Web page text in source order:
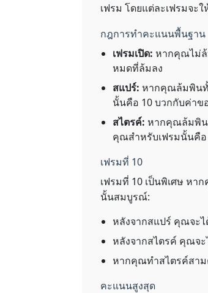
เฟรม โดยแต่ละเฟรมจะ
กฎการทำคะแนนพื้นฐาน
เฟรมเปิด: หากคุณไม่
หมดที่ล้มลง
สแปร์: หากคุณล้มพินทั้
นั้นคือ 10 บวกกับค่าข
สไตรค์: หากคุณล้มพิน
คุณสำหรับเฟรมนั้นคือ
เฟรมที่ 10
เฟรมที่ 10 เป็นพิเศษ หา
นั้นสมบูรณ์:
หลังจากสแปร์ คุณจะ
หลังจากสไตรค์ คุณจ
หากคุณทำสไตรค์สา
คะแนนสูงสุด